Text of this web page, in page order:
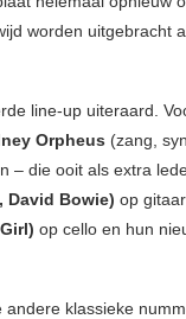
worden uitgebracht
line-up uiteraard.
Orpheus (zang,
– die ooit als extra
David Bowie) op
op cello en hun
klassieke